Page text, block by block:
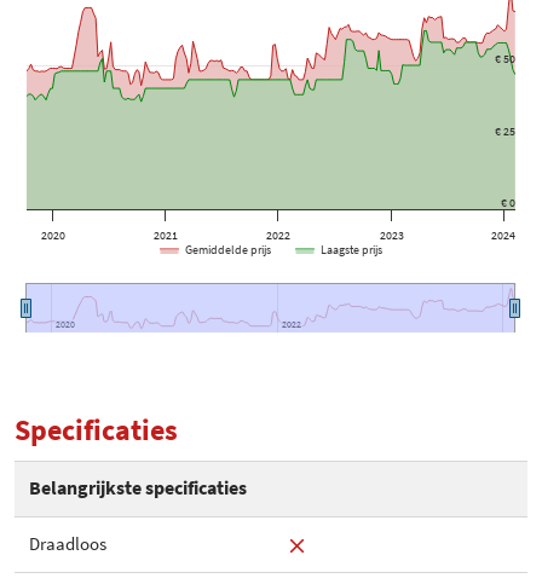
2020 2021 2022 2023 2024
2020
2020 2022
2022
€ 0
€ 25
€ 50
Gemiddelde prijs Laagste prijs
Specificaties
Belangrijkste specificaties
Draadloos